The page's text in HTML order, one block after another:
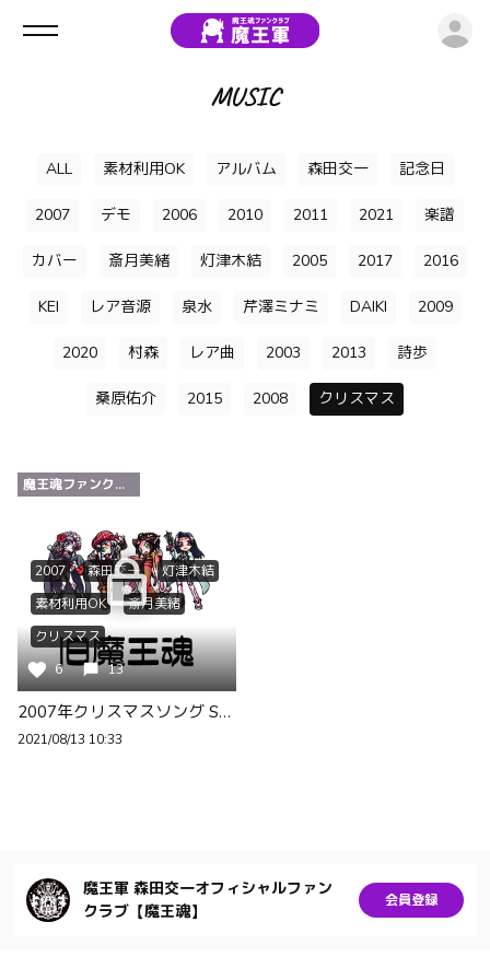
MUSIC
ALL 素材利用OK アルバム 森田交一 記念日
2007 デモ 2006 2010 2011 2021 楽譜
カバー 斎月美緒 灯津木結 2005 2017 2016
KEI レア音源 泉水 芹澤ミナミ DAIKI 2009
2020 村森 レア曲 2003 2013 詩歩
桑原佑介 2015 2008 クリスマス
魔王魂ファンクラブ『魔王軍』有料会員限定
2007 森田交一
灯津木結
素材利用OK
斎月美緒
クリスマス
6
13
2007年クリスマスソング Santa
2021/08/13 10:33
魔王軍 森田交一オフィシャルファン
クラブ【魔王魂】
会員登録